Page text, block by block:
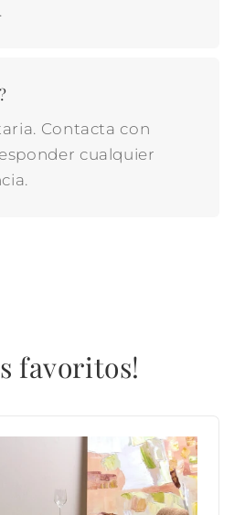
Contacta con
cualquier
favoritos!